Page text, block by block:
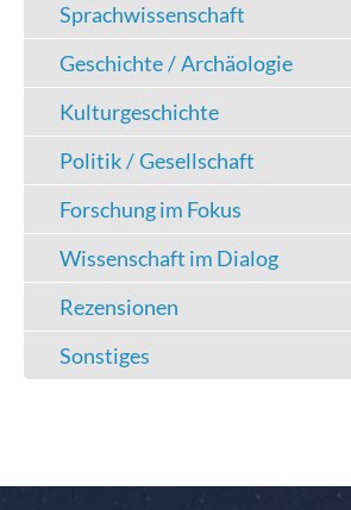
Sprachwissenschaft
Geschichte / Archäologie
Kulturgeschichte
Politik / Gesellschaft
Forschung im Fokus
Wissenschaft im Dialog
Rezensionen
Sonstiges